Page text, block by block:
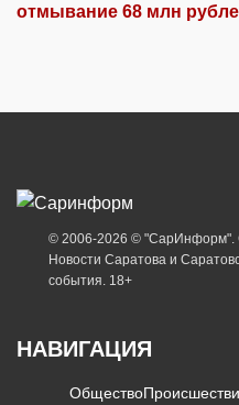
отмывание 68 млн
© 2006-2026 © "СарИнформ".
Новости Саратова и
события. 18+
НАВИГАЦИЯ
Общество